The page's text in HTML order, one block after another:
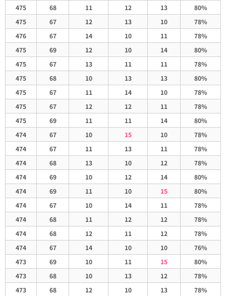
475 68 11 12 13
80%
475
67 12 13 10
78%
476
67 14 10 11
78%
475
69 12 10 14
80%
475
67 13 11 11
78%
475
68 10 13 13
80%
475
67 11 14 10
78%
475
67 12 12 11
78%
475
69 11 11 14
80%
474
67 10 15 10
78%
474
67 11 13 11
78%
474
68 13 10 12
78%
474
69 10 12 14
80%
474
69 11 10 15
80%
474
67 10 14 11
78%
474
68 11 12 12
78%
474
68 12 11 12
78%
474
67 14 10 10
76%
473
69 10 11 15
80%
473
68 10 13 12
78%
473
68 12 10 13
78%